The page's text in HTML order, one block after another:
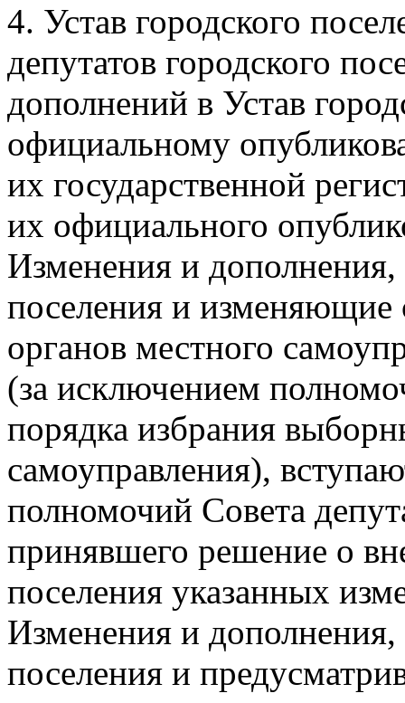
4. Устав городского
депутатов городского
дополнений в Устав
официальному
их государственной
их официального
Изменения и дополнения,
поселения и изменяющие
органов местного
(за исключением
порядка избрания
самоуправления),
полномочий Совета
принявшего решение о
поселения указанных
Изменения и дополнения,
поселения и